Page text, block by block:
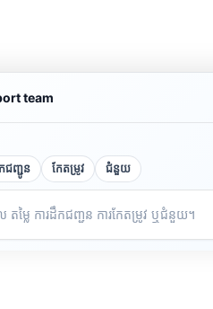
team
ជញ្ជូន កែតម្រូវ ជំនួយ